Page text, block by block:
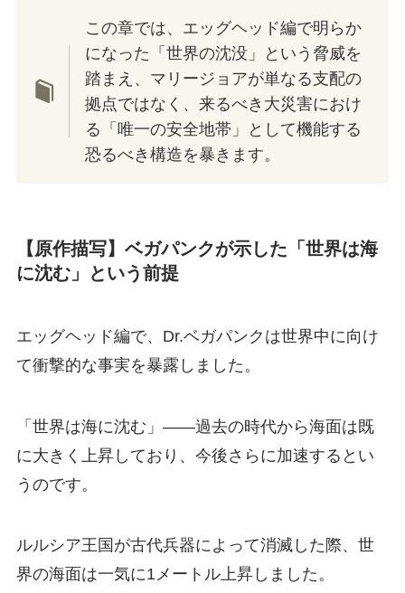
この章では、エッグヘッド編で明らか
になった「世界の沈没」という脅威を
踏まえ、マリージョアが単なる支配の
拠点ではなく、来るべき大災害におけ
る「唯一の安全地帯」として機能する
恐るべき構造を暴きます。
【原作描写】ベガパンクが示した「世界は海
に沈む」という前提
エッグヘッド編で、Dr.ベガパンクは世界中に向け
て衝撃的な事実を暴露しました。
「世界は海に沈む」――過去の時代から海面は既
に大きく上昇しており、今後さらに加速するとい
うのです。
ルルシア王国が古代兵器によって消滅した際、世
界の海面は一気に1メートル上昇しました。